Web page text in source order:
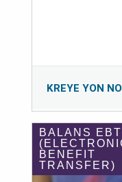
KREYE YON
BALANS EBT
BENEFIT
TRANSFER)